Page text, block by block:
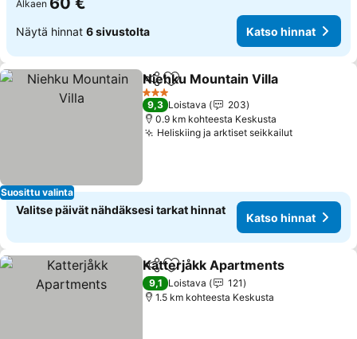
Alkaen
Näytä hinnat 6 sivustolta Katso hinnat
Suosittu valinta
Jaa Lisää suosikkeihin
Niehku Mountain Villa
3 Tähtiluokitus
9,3 Loistava
203
0.9 km kohteesta Keskusta
Heliskiing ja arktiset seikkailutKatso
Valitse päivät nähdäksesi tarkat hinnat
Katso hinnat
Jaa Lisää suosikkeihin
Katterjåkk Apartments
9,1 Loistava
121
1.5 km kohteesta Keskusta